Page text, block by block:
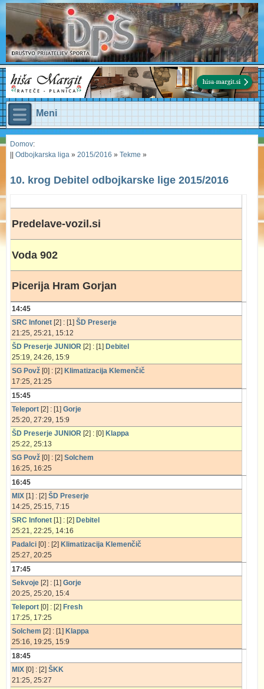
Meni
Domov:
Odbojkarska liga » 2015/2016 » Tekme »
10. krog Debitel odbojkarske lige 2015/2016
Predelave-vozil.si
Voda 902
Picerija Hram Gorjan
14:45
SRC Infonet [2] : [1] ŠD Preserje
21:25, 25:21, 15:12
ŠD Preserje JUNIOR [2] : [1] Debitel
25:19, 24:26, 15:9
SG Povž [0] : [2] Klimatizacija Klemenčič
17:25, 21:25
15:45
Teleport [2] : [1] Gorje
25:20, 27:29, 15:9
ŠD Preserje JUNIOR [2] : [0] Klappa
25:22, 25:13
SG Povž [0] : [2] Solchem
16:25, 16:25
16:45
MIX [1] : [2] ŠD Preserje
14:25, 25:15, 7:15
SRC Infonet [1] : [2] Debitel
25:21, 22:25, 14:16
Padalci [0] : [2] Klimatizacija Klemenčič
25:27, 20:25
17:45
Sekvoje [2] : [1] Gorje
20:25, 25:20, 15:4
Teleport [0] : [2] Fresh
17:25, 17:25
Solchem [2] : [1] Klappa
25:16, 19:25, 15:9
18:45
MIX [0] : [2] ŠKK
21:25, 25:27